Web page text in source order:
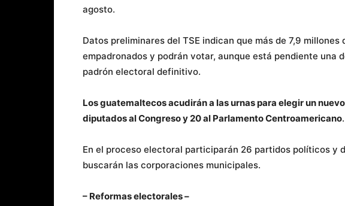
agosto.
Datos preliminares del TSE indican que más de 7,9
empadronados y podrán votar, aunque está pendiente una
padrón electoral definitivo.
Los guatemaltecos acudirán a las urnas para elegir un
diputados al Congreso y 20 al Parlamento Centroamericano.
En el proceso electoral participarán 26 partidos políticos y
buscarán las corporaciones municipales.
– Reformas electorales –